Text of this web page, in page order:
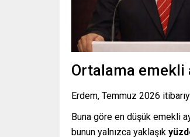
Ortalama emekli
Erdem, Temmuz 2026
Buna göre en düşük emekli
bunun yalnızca yaklaşık